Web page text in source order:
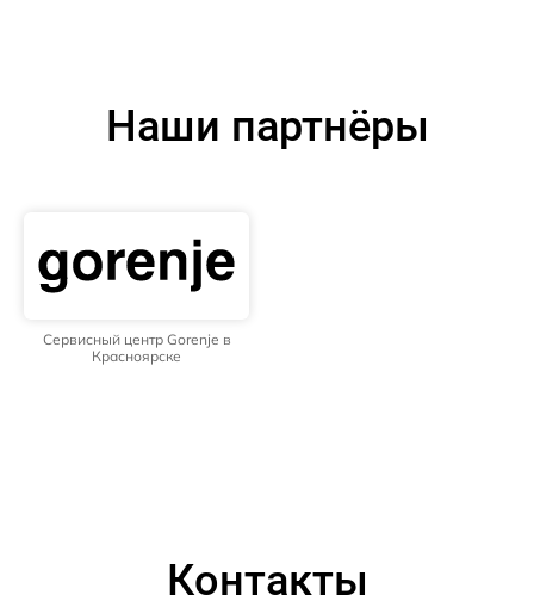
Наши партнёры
Сервисный центр Gorenje в
Красноярске
Контакты